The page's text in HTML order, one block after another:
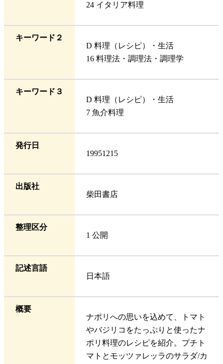
24 イタリア料理
キーワード２
D 料理（レシピ）・生活
16 料理法・調理法・調理学
キーワード３
D 料理（レシピ）・生活
7 魚介料理
発行日
19951215
出版社
柴田書店
整理区分
1 公開
記述言語
日本語
概要
ナポリへの思いを込めて、トマト
やバジリコをたっぷりと使ったナ
ポリ料理のレシピを紹介。プチト
マトとモッツァレッラのサラダ/カ